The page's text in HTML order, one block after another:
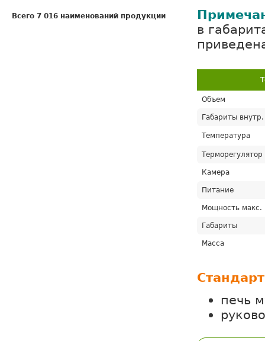
в
Объем
Габариты внутр.
Температура
Терморегулятор
Камера
Питание
Мощность макс.
Габариты
Масса
печь
Всего 7 016 наименований продукции